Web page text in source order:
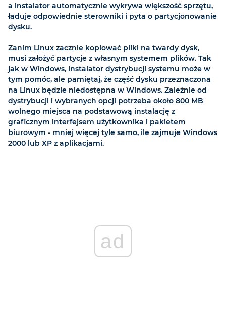
a instalator automatycznie wykrywa większość sprzętu,
ładuje odpowiednie sterowniki i pyta o partycjonowanie
dysku.
Zanim Linux zacznie kopiować pliki na twardy dysk,
musi założyć partycje z własnym systemem plików. Tak
jak w Windows, instalator dystrybucji systemu może w
tym pomóc, ale pamiętaj, że część dysku przeznaczona
na Linux będzie niedostępna w Windows. Zależnie od
dystrybucji i wybranych opcji potrzeba około 800 MB
wolnego miejsca na podstawową instalację z
graficznym interfejsem użytkownika i pakietem
biurowym - mniej więcej tyle samo, ile zajmuje Windows
2000 lub XP z aplikacjami.
ad